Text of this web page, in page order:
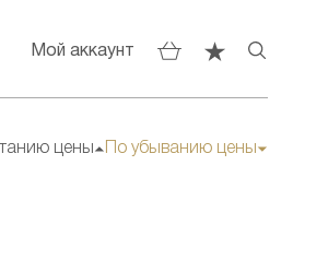
Мой аккаунт
цены По убыванию цены